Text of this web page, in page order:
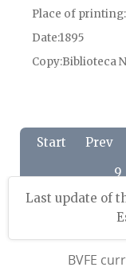
Place of printing
Date1895
CopyBiblioteca
Start Prev
9
Last update of
BVFE